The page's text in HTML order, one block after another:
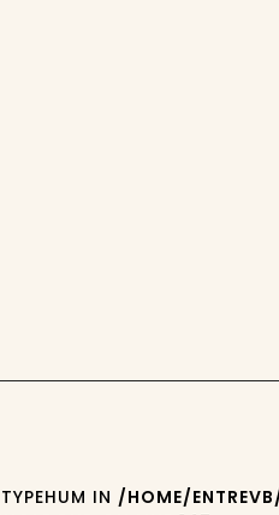
IN /HOME/